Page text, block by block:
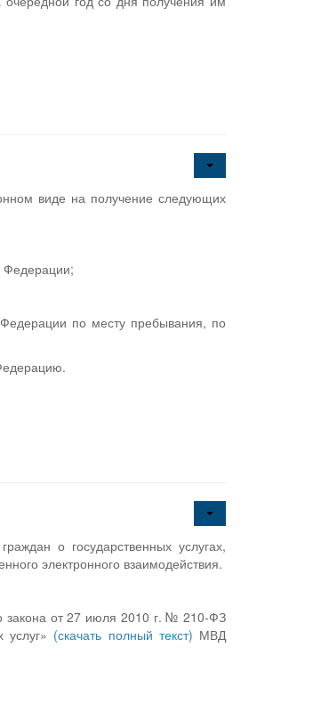
виде на получение следующих
Федерации;
Федерации по месту пребывания, по
о государственных услугах,
электронного взаимодействия.
закона от 27 июля 2010 г. № 210-ФЗ
(скачать полный текст) МВД